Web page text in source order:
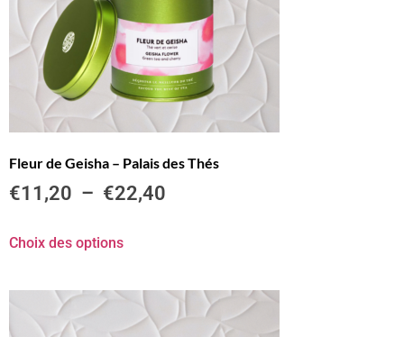
Fleur de Geisha – Palais des Thés
€11,20 – €22,40
Choix des options